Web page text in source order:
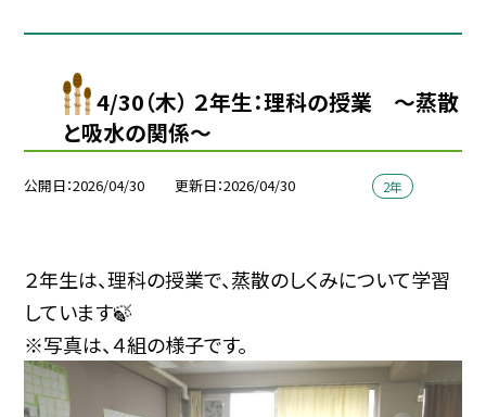
4/30（木） ２年生：理科の授業 〜蒸散
と吸水の関係〜
公開日 2026/04/30 更新日 2026/04/30 2年
２年生は、理科の授業で、蒸散のしくみについて学習
しています🍃
※写真は、４組の様子です。